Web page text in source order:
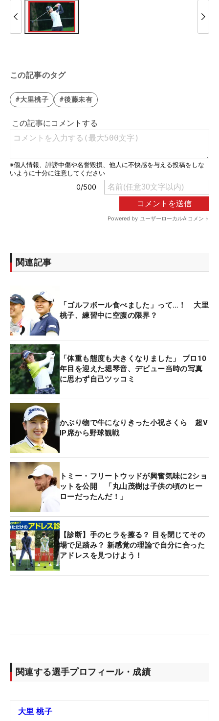
この記事のタグ
#大里桃子 #後藤未有
関連記事
「ゴルフボール食べました」って…！ 大里
桃子、練習中に空腹の限界？
「体重も態度も大きくなりました」 プロ10
年目を迎えた堀琴音、デビュー当時の写真
に思わず自己ツッコミ
かぶり物で牛になりきった小祝さくら 超V
IP席から野球観戦
トミー・フリートウッドが興奮気味に2ショ
ットを公開 「丸山茂樹は子供の頃のヒー
ローだったんだ！」
【診断】手のヒラを擦る？ 目を閉じてその
場で足踏み？ 新感覚の理論で自分に合った
アドレスを見つけよう！
関連する選手プロフィール・成績
大里 桃子